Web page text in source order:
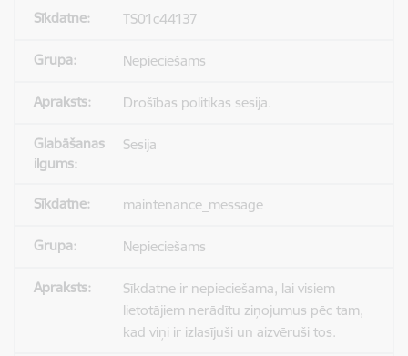
TS01c44137
Nepieciešams
Drošības politikas sesija.
Sesija
maintenance_message
Nepieciešams
Sīkdatne ir nepieciešama, lai visiem
lietotājiem nerādītu ziņojumus pēc tam,
kad viņi ir izlasījuši un aizvēruši tos.